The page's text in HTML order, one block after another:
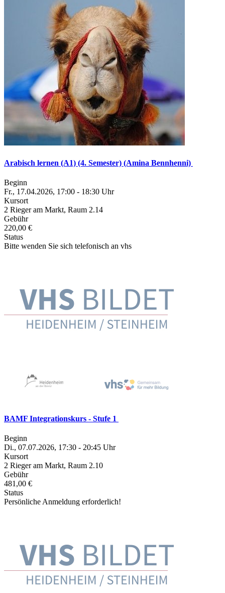
Arabisch lernen (A1) (4. Semester) (Amina Bennhenni)
Beginn
Fr., 17.04.2026, 17:00 - 18:30 Uhr
Kursort
2 Rieger am Markt, Raum 2.14
Gebühr
220,00 €
Status
Bitte wenden Sie sich telefonisch an vhs
BAMF Integrationskurs - Stufe 1
Beginn
Di., 07.07.2026, 17:30 - 20:45 Uhr
Kursort
2 Rieger am Markt, Raum 2.10
Gebühr
481,00 €
Status
Persönliche Anmeldung erforderlich!